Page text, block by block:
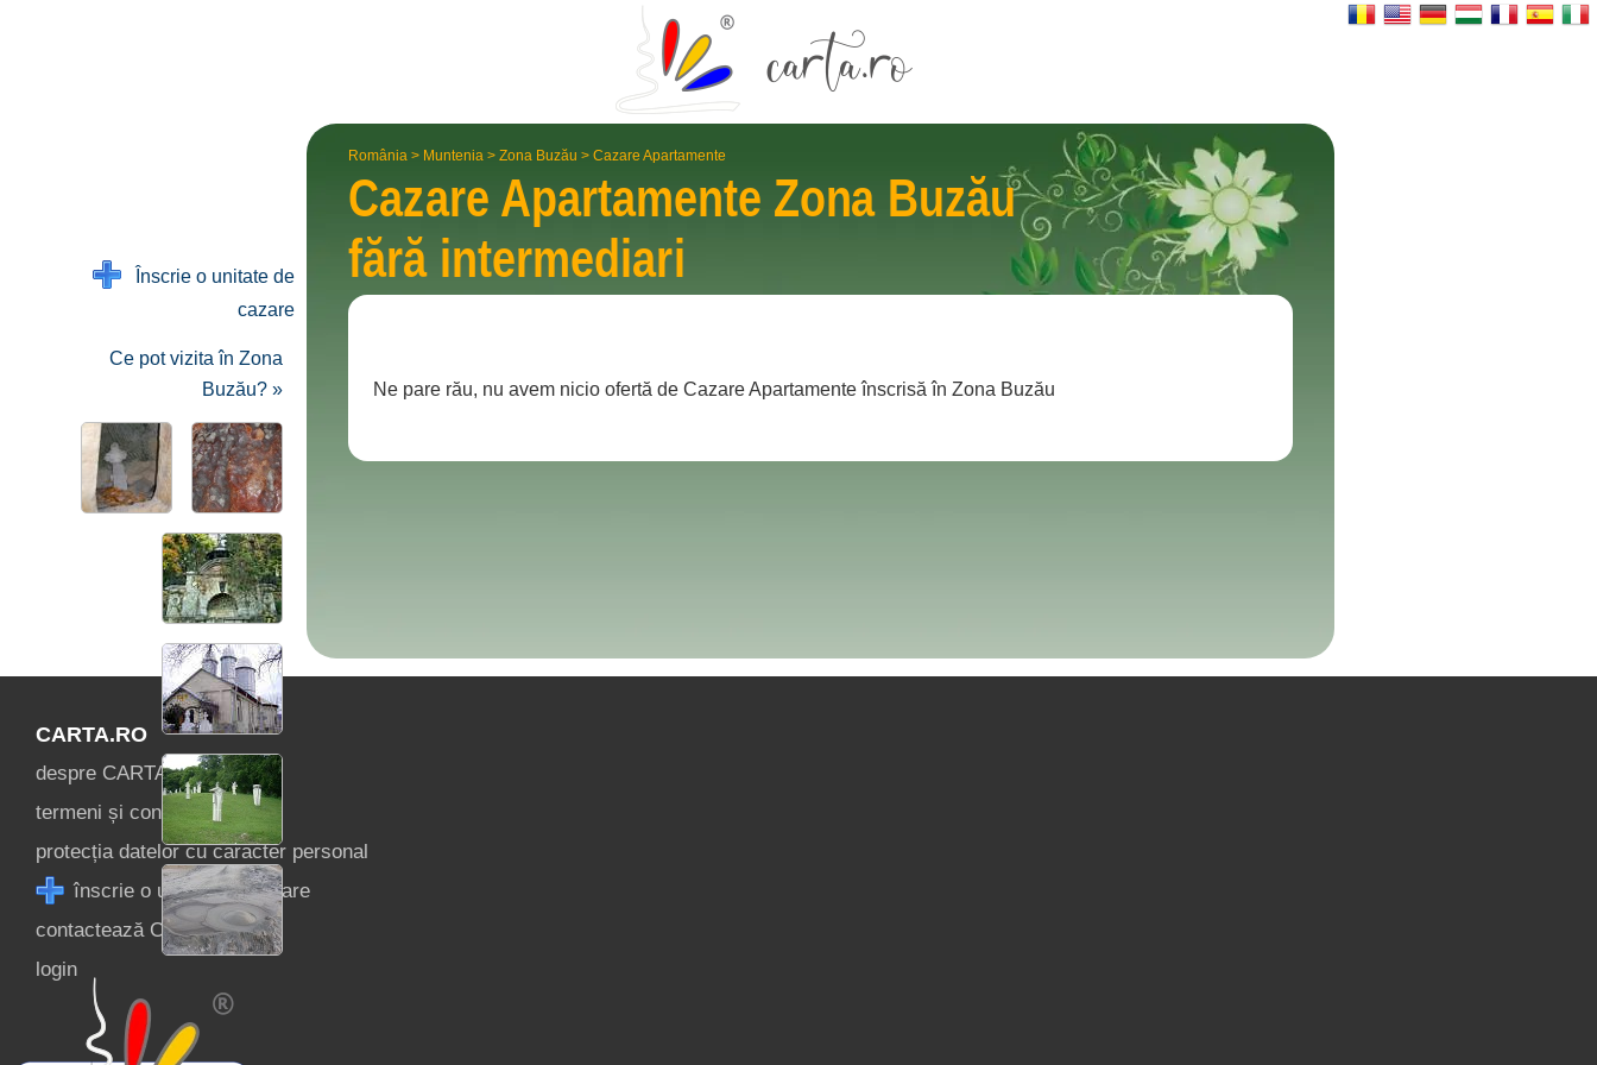
România > Muntenia > Zona Buzău > Cazare Apartamente
Cazare Apartamente Zona Buzău
fără interme­diari
Ne pare rău, nu avem nicio ofertă de Cazare Apartamente înscrisă în Zona Buzău
Înscrie o unitate de
cazare
Ce pot vizita în Zona
Buzău? »
CARTA.RO
despre CARTA ®
termeni și condiții
protecția datelor cu caracter personal
înscrie o unitate de cazare
contactează CARTA ®
login